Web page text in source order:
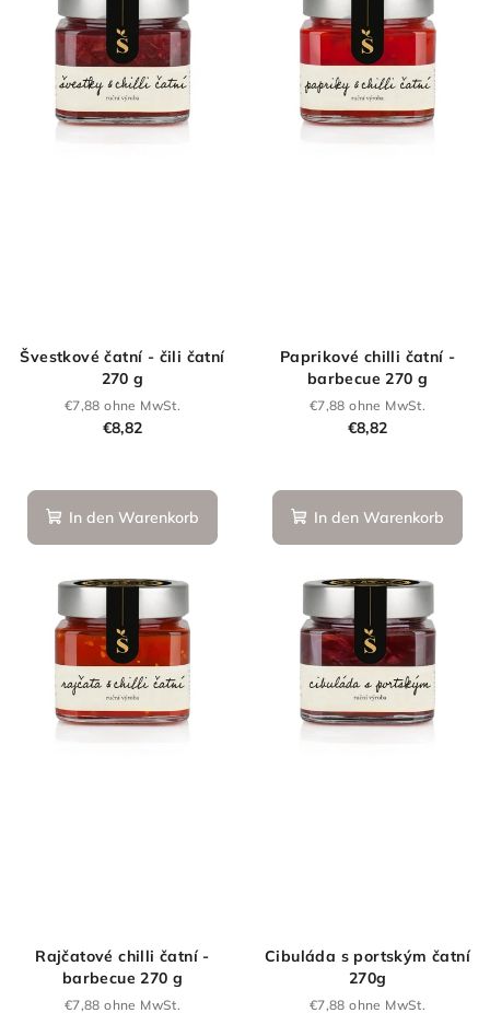
Švestkové čatní - čili čatní
270 g
€7,88 ohne MwSt.
€8,82
In den Warenkorb
Paprikové chilli čatní -
barbecue 270 g
€7,88 ohne MwSt.
€8,82
In den Warenkorb
Rajčatové chilli čatní -
barbecue 270 g
€7,88 ohne MwSt.
Cibuláda s portským čatní
270g
€7,88 ohne MwSt.